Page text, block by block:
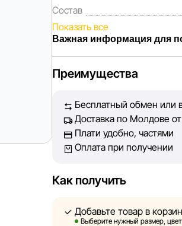
Состав
Показать все
Важная информация для
Каждый день мы работаем
Наша цель — обеспечить
принять лучшее решение о
Однако, несмотря на
технических ошибок или
быть размещены на нашем
Преимущества
Бесплатный обмен или
Доставка по Молдове от
Плати удобно, частями
Оплата при получении
Как получить
Добавьте товар в
Выберите нужный размер,